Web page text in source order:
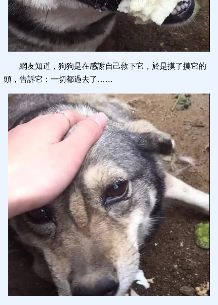
網友知道，狗狗是在感謝自己救下它，於是摸了摸它的
頭，告訴它：一切都過去了……